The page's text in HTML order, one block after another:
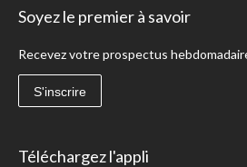
Soyez le premier à savoir
Recevez votre prospectus
S'inscrire
Téléchargez l'appli